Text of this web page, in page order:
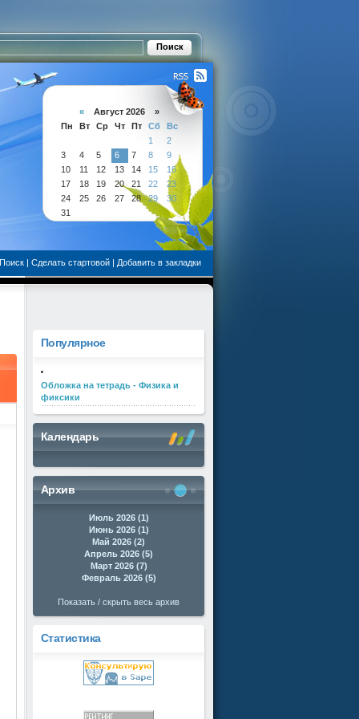
« Август 2026 »
Пн
Вт Ср Чт Пт Сб
Вс
1
2
3
4 5 6 7 8
9
10
11 12 13 14 15
16
17
18 19 20 21 22
23
24
25 26 27 28 29
30
31
Поиск | Сделать стартовой | Добавить в закладки
Популярное
Обложка на тетрадь - Физика и
фиксики
Календарь
Архив
Июль 2026 (1)
Июнь 2026 (1)
Май 2026 (2)
Апрель 2026 (5)
Март 2026 (7)
Февраль 2026 (5)
Показать / скрыть весь архив
Статистика